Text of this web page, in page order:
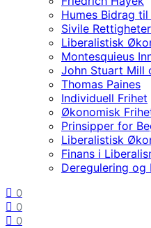
Humes Bidrag
Sivile Rettigheter
Liberalistisk
Montesquieus
John Stuart Mill
Thomas Paines
Individuell Frihet
Økonomisk
Prinsipper for
Liberalistisk
Finans i
Deregulering og
0
0
0